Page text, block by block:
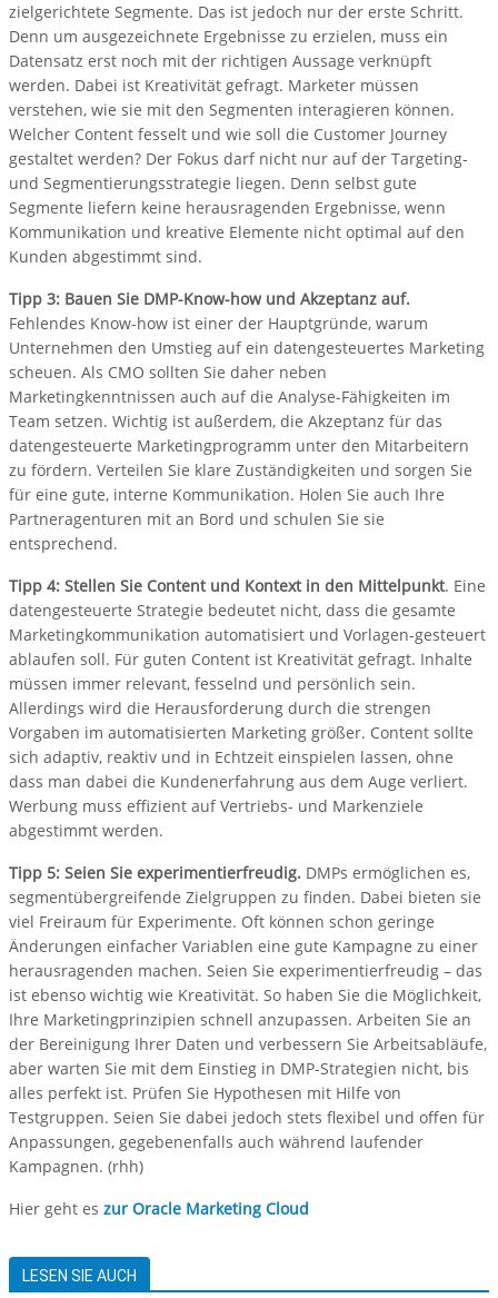
zielgerichtete Segmente. Das ist jedoch nur der erste Schritt.
Denn um ausgezeichnete Ergebnisse zu erzielen, muss ein
Datensatz erst noch mit der richtigen Aussage verknüpft
werden. Dabei ist Kreativität gefragt. Marketer müssen
verstehen, wie sie mit den Segmenten interagieren können.
Welcher Content fesselt und wie soll die Customer Journey
gestaltet werden? Der Fokus darf nicht nur auf der Targeting-
und Segmentierungsstrategie liegen. Denn selbst gute
Segmente liefern keine herausragenden Ergebnisse, wenn
Kommunikation und kreative Elemente nicht optimal auf den
Kunden abgestimmt sind.
Tipp 3: Bauen Sie DMP-Know-how und Akzeptanz auf.
Fehlendes Know-how ist einer der Hauptgründe, warum
Unternehmen den Umstieg auf ein datengesteuertes Marketing
scheuen. Als CMO sollten Sie daher neben
Marketingkenntnissen auch auf die Analyse-Fähigkeiten im
Team setzen. Wichtig ist außerdem, die Akzeptanz für das
datengesteuerte Marketingprogramm unter den Mitarbeitern
zu fördern. Verteilen Sie klare Zuständigkeiten und sorgen Sie
für eine gute, interne Kommunikation. Holen Sie auch Ihre
Partneragenturen mit an Bord und schulen Sie sie
entsprechend.
Tipp 4: Stellen Sie Content und Kontext in den Mittelpunkt. Eine
datengesteuerte Strategie bedeutet nicht, dass die gesamte
Marketingkommunikation automatisiert und Vorlagen-gesteuert
ablaufen soll. Für guten Content ist Kreativität gefragt. Inhalte
müssen immer relevant, fesselnd und persönlich sein.
Allerdings wird die Herausforderung durch die strengen
Vorgaben im automatisierten Marketing größer. Content sollte
sich adaptiv, reaktiv und in Echtzeit einspielen lassen, ohne
dass man dabei die Kundenerfahrung aus dem Auge verliert.
Werbung muss effizient auf Vertriebs- und Markenziele
abgestimmt werden.
Tipp 5: Seien Sie experimentierfreudig. DMPs ermöglichen es,
segmentübergreifende Zielgruppen zu finden. Dabei bieten sie
viel Freiraum für Experimente. Oft können schon geringe
Änderungen einfacher Variablen eine gute Kampagne zu einer
herausragenden machen. Seien Sie experimentierfreudig – das
ist ebenso wichtig wie Kreativität. So haben Sie die Möglichkeit,
Ihre Marketingprinzipien schnell anzupassen. Arbeiten Sie an
der Bereinigung Ihrer Daten und verbessern Sie Arbeitsabläufe,
aber warten Sie mit dem Einstieg in DMP-Strategien nicht, bis
alles perfekt ist. Prüfen Sie Hypothesen mit Hilfe von
Testgruppen. Seien Sie dabei jedoch stets flexibel und offen für
Anpassungen, gegebenenfalls auch während laufender
Kampagnen. (rhh)
Hier geht es zur Oracle Marketing Cloud
LESEN SIE AUCH